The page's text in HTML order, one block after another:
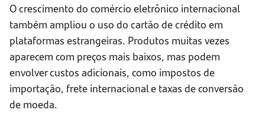
O crescimento do comércio eletrônico internacional
também ampliou o uso do cartão de crédito em
plataformas estrangeiras. Produtos muitas vezes
aparecem com preços mais baixos, mas podem
envolver custos adicionais, como impostos de
importação, frete internacional e taxas de conversão
de moeda.